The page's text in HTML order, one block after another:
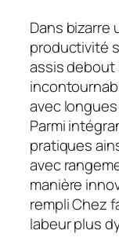
Dans bizarre
productivité
assis debout
avec
Parmi
pratiques
avec
manière
rempli Chez
labeur plus